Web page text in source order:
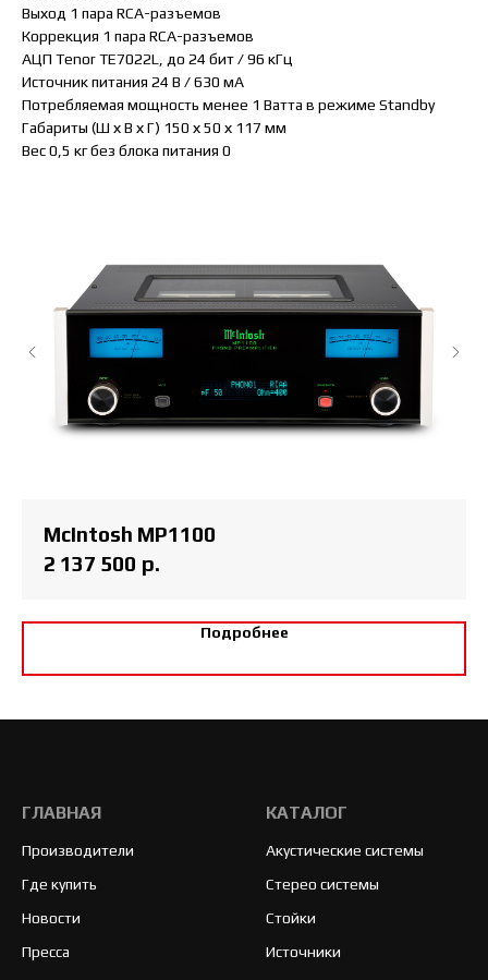
Выход 1 пара RCA-разъемов
Коррекция 1 пара RCA-разъемов
АЦП Tenor TE7022L, до 24 бит / 96 кГц
Источник питания 24 В / 630 мА
Потребляемая мощность менее 1 Ватта в режиме Standby
Габариты (Ш х В х Г) 150 х 50 х 117 мм
Вес 0,5 кг без блока питания 0
McIntosh MP1100
2 137 500 р.
Подробнее
ГЛАВНАЯ
Производители
Где купить
Новости
Пресса
КАТАЛОГ
Акустические системы
Стерео системы
Стойки
Источники